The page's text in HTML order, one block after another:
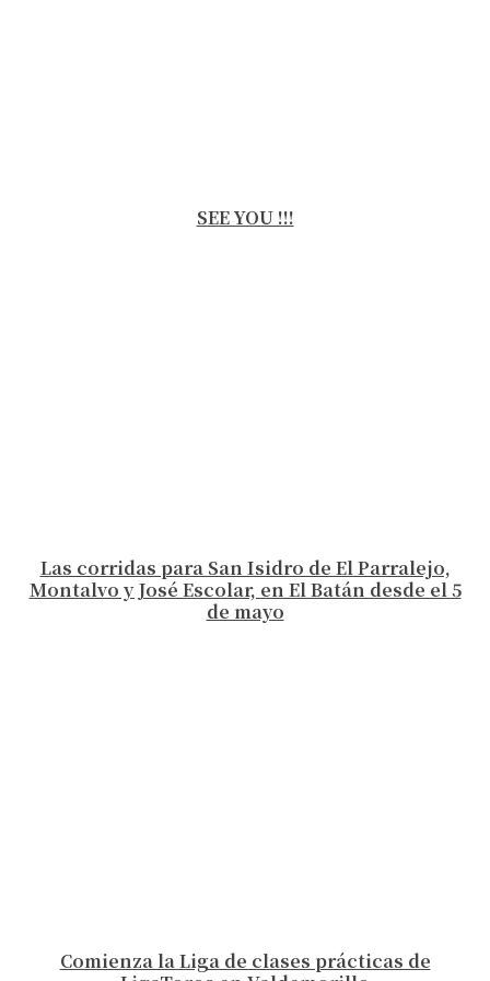
SEE YOU !!!
Las corridas para San Isidro de El Parralejo,
Montalvo y José Escolar, en El Batán desde el 5
de mayo
Comienza la Liga de clases prácticas de